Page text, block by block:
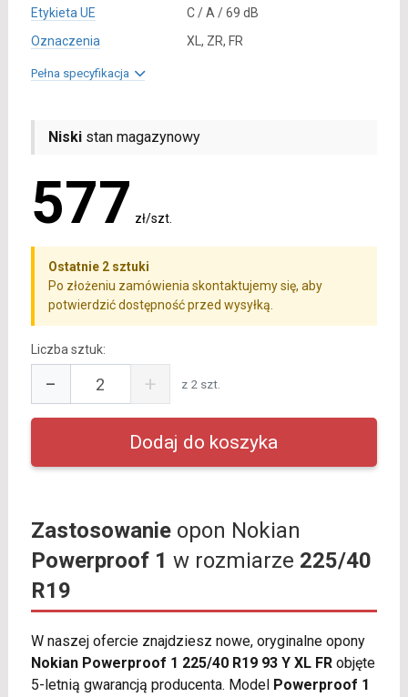
Etykieta UE
C / A / 69 dB
Oznaczenia
XL, ZR, FR
Pełna specyfikacja
Niskistan magazynowy
577 zł/szt.
Ostatnie 2 sztuki
Po złożeniu zamówienia skontaktujemy się, aby
potwierdzić dostępność przed wysyłką.
Liczba sztuk:
− + z 2 szt.
Zastosowanieopon Nokian
Powerproof 1 w rozmiarze 225/40
R19
W naszej ofercie znajdziesz nowe, oryginalne opony
Nokian Powerproof 1 225/40 R19 93 Y XL FRobjęte
5-letnią gwarancją producenta. Model Powerproof 1